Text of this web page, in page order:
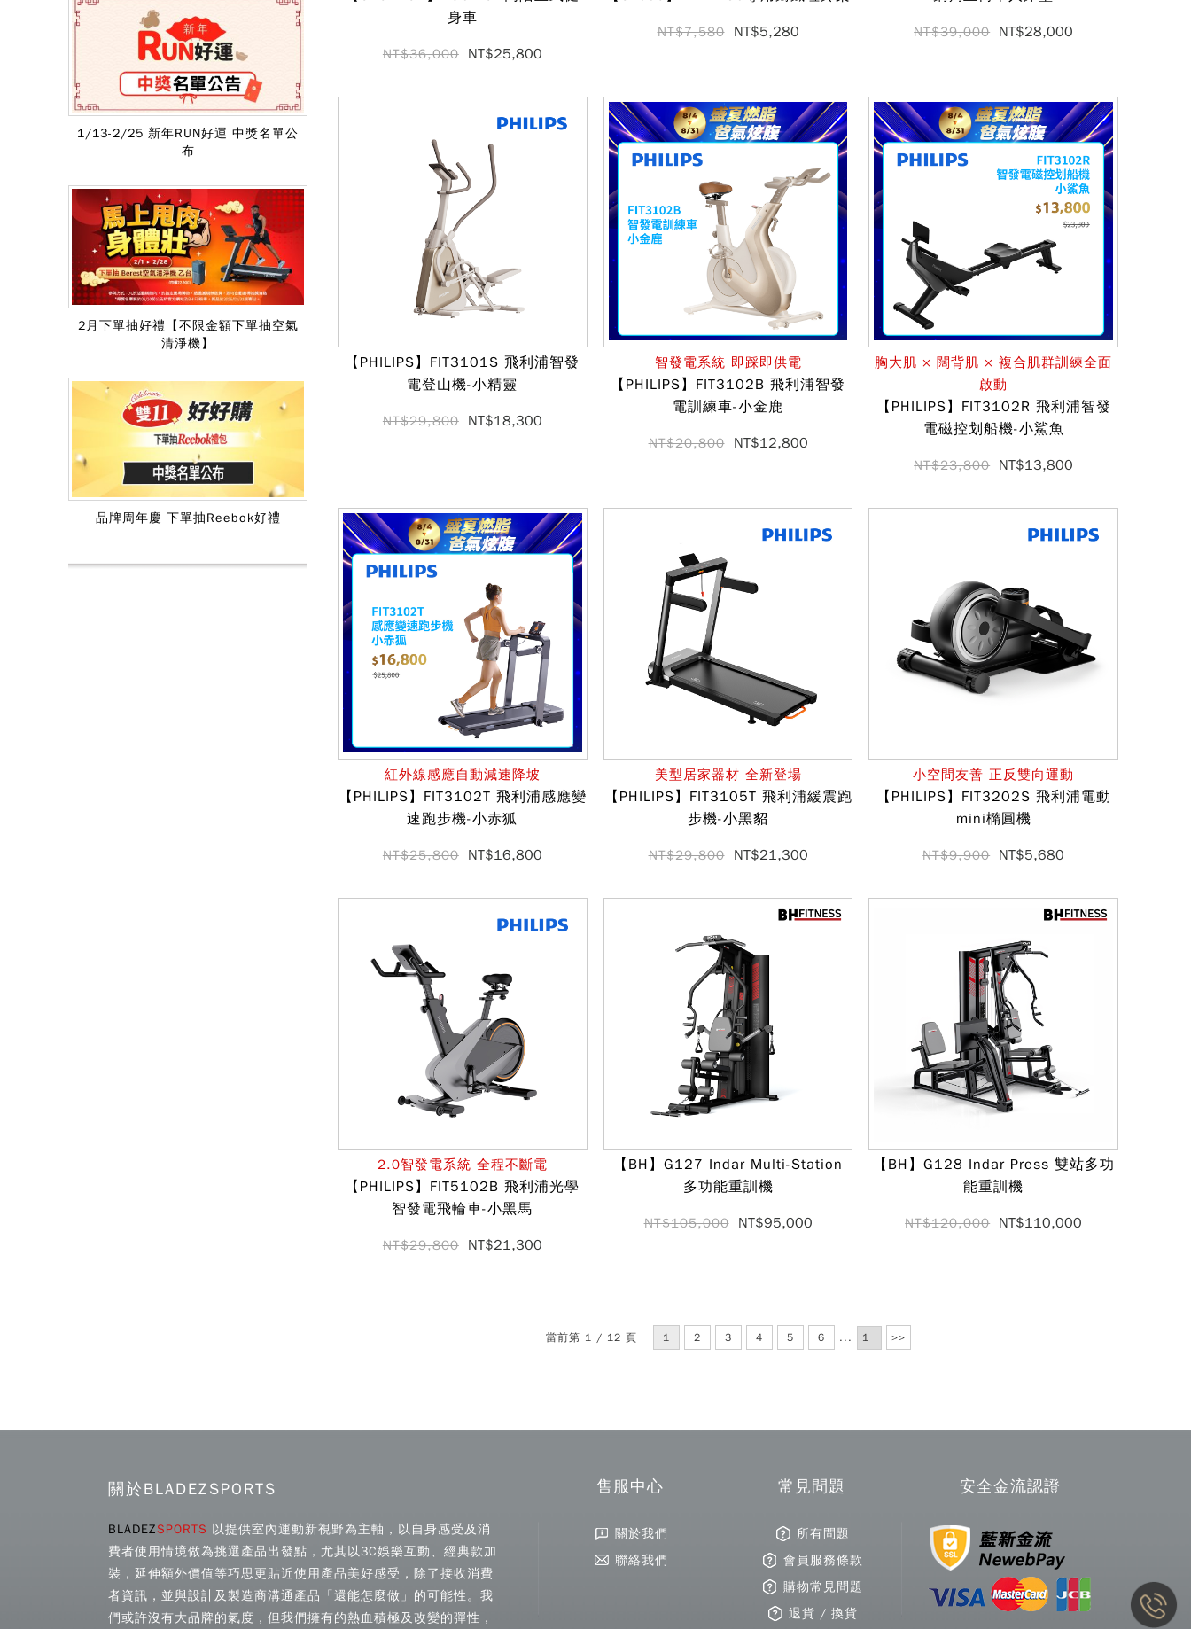
1/13-2/25 新年RUN好運 中獎名單公
布
2月下單抽好禮【不限金額下單抽空氣
清淨機】
品牌周年慶 下單抽Reebok好禮
身車
NT$36,000 NT$25,800
NT$7,580 NT$5,280 NT$39,000 NT$28,000
【PHILIPS】FIT3101S 飛利浦智發
電登山機-小精靈
NT$29,800 NT$18,300
智發電系統 即踩即供電
【PHILIPS】FIT3102B 飛利浦智發
電訓練車-小金鹿
NT$20,800 NT$12,800
胸大肌 × 闊背肌 × 複合肌群訓練全面
啟動
【PHILIPS】FIT3102R 飛利浦智發
電磁控划船機-小鯊魚
NT$23,800 NT$13,800
紅外線感應自動減速降坡
【PHILIPS】FIT3102T 飛利浦感應變
速跑步機-小赤狐
NT$25,800 NT$16,800
美型居家器材 全新登場
【PHILIPS】FIT3105T 飛利浦緩震跑
步機-小黑貂
NT$29,800 NT$21,300
小空間友善 正反雙向運動
【PHILIPS】FIT3202S 飛利浦電動
mini橢圓機
NT$9,900 NT$5,680
2.0智發電系統 全程不斷電
【PHILIPS】FIT5102B 飛利浦光學
智發電飛輪車-小黑馬
NT$29,800 NT$21,300
【BH】G127 Indar Multi-Station
多功能重訓機
NT$105,000 NT$95,000
【BH】G128 Indar Press 雙站多功
能重訓機
NT$120,000 NT$110,000
當前第 1 / 12 頁 1 2 3 4 5 6 ... >>
關於BLADEZSPORTS
BLADEZSPORTS 以提供室內運動新視野為主軸，以自身感受及消
費者使用情境做為挑選產品出發點，尤其以3C娛樂互動、經典款加
裝，延伸額外價值等巧思更貼近使用產品美好感受，除了接收消費
者資訊，並與設計及製造商溝通產品「還能怎麼做」的可能性。我
們或許沒有大品牌的氣度，但我們擁有的熱血積極及改變的彈性，
售服中心
關於我們
聯絡我們
常見問題
所有問題
會員服務條款
購物常見問題
退貨 / 換貨
安全金流認證